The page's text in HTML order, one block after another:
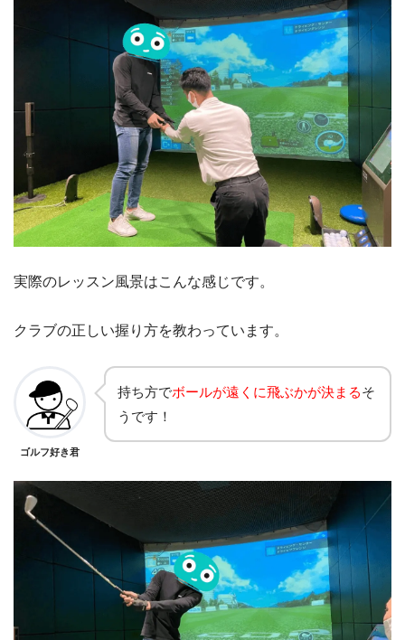
実際のレッスン風景はこんな感じです。
クラブの正しい握り方を教わっています。
ゴルフ好き君
持ち方でボールが遠くに飛ぶかが決まるそ
うです！